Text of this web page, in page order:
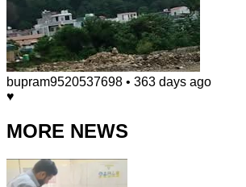
bupram9520537698 • 363 days ago
♥️
MORE NEWS